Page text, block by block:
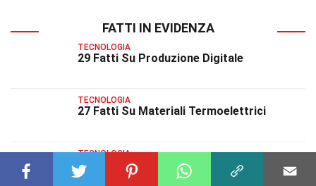
FATTI IN EVIDENZA
TECNOLOGIA
29 Fatti Su Produzione Digitale
TECNOLOGIA
27 Fatti Su Materiali Termoelettrici
TECNOLOGIA
40 Fatti Su Tecnologia Aptica